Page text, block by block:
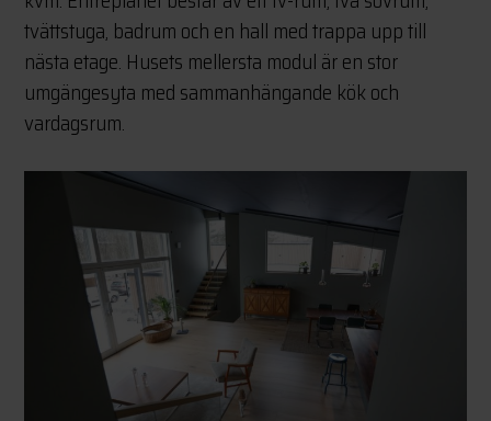
tvättstuga, badrum och en hall med trappa upp till
nästa etage. Husets mellersta modul är en stor
umgängesyta med sammanhängande kök och
vardagsrum.